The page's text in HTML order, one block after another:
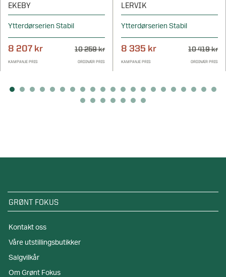
EKEBY
Ytterdørserien Stabil
8 207 kr 10 259 kr
KAMPANJE PRIS ORDINÆR PRIS
LERVIK
Ytterdørserien Stabil
8 335 kr 10 419 kr
KAMPANJE PRIS ORDINÆR PRIS
GRØNT FOKUS
Kontakt oss
Våre utstillingsbutikker
Salgvilkår
Om Grønt Fokus